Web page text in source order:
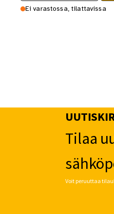
Ei varastossa, tilattavissa
Tilaa
Voit peruuttaa